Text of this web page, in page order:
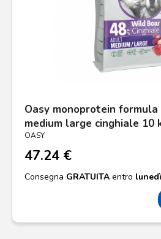
Oasy monoprotein
medium large cinghiale 10
OASY
47.24 €
Consegna GRATUITA entro